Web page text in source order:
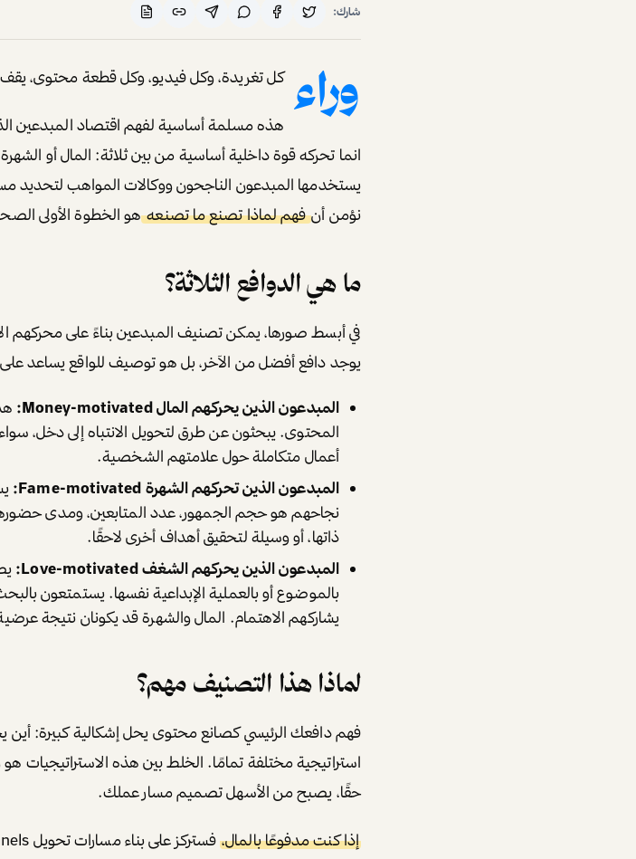
شارك:
وراء كل تغريدة، وكل فيديو، وكل قطعة محتوى،
هذه مسلمة أساسية لفهم اقتصاد المبدعين
انما تحركه قوة داخلية أساسية من بين ثلاثة: المال أو
يستخدمها المبدعون الناجحون ووكالات المواهب لتحديد
نؤمن أنفهم لماذا تصنع ما تصنعههو الخطوة الأولى
ما هي الدوافع الثلاثة؟
في أبسط صورها، يمكن تصنيف المبدعين بناءً على محركهم
يوجد دافع أفضل من الآخر، بل هو توصيف للواقع يساعد على
المبدعون الذين يحركهم المال Money-motivated:
المحتوى. يبحثون عن طرق لتحويل الانتباه إلى دخل، سواء
أعمال متكاملة حول علامتهم الشخصية.
المبدعون الذين تحركهم الشهرة Fame-motivated:
نجاحهم هو حجم الجمهور، عدد المتابعين، ومدى
ذاتها، أو وسيلة لتحقيق أهداف أخرى لاحقًا.
المبدعون الذين يحركهم الشغف Love-motivated:
بالموضوع أو بالعملية الإبداعية نفسها. يستمتعون
يشاركهم الاهتمام. المال والشهرة قد يكونان نتيجة
لماذا هذا التصنيف مهم؟
فهم دافعك الرئيسي كصانع محتوى يحل إشكالية كبيرة:
استراتيجية مختلفة تمامًا. الخلط بين هذه الاستراتيجيات
حقًا، يصبح من الأسهل تصميم مسار عملك.
إذا كنت مدفوعًا بالمال،